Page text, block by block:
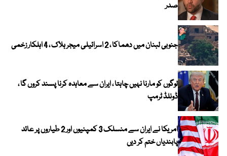
صدر
جنوبی لبنان میں دھماکا ، 2 اسرائیلی میجر ہلاک ، 4 اہلکار زخمی
لوگوں کو مارنا نہیں چاہتا ، ایران سے معاہدہ کرنا پسند کروں گا ،
ڈونلڈ ٹرمپ
امریکا نے ایران سے منسلک 3 کمپنیوں اور 2 طیاروں پر عائد
پابندیاں ختم کر دیں